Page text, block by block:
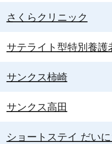
さくらクリニック
サテライト型特別養
サンクス柿崎
サンクス高田
ショートステイ だい